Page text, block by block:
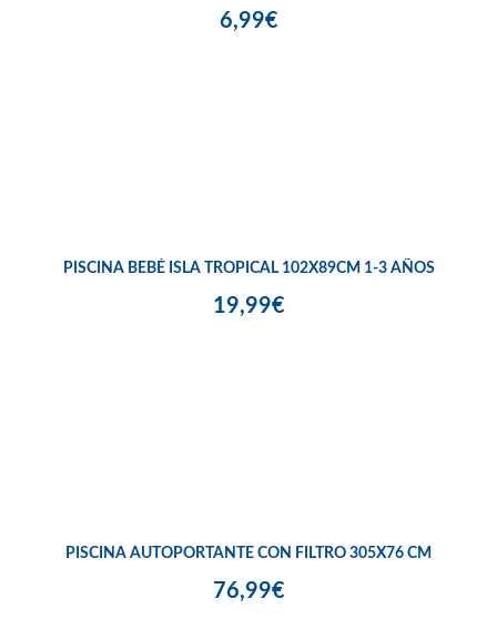
6,99€
PISCINA BEBÉ ISLA TROPICAL 102X89CM 1-3 AÑOS
19,99€
PISCINA AUTOPORTANTE CON FILTRO 305X76 CM
76,99€